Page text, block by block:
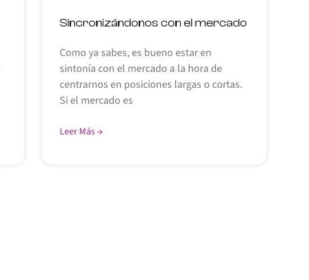
Sincronizándonos con el mercado
Como ya sabes, es bueno estar en
sintonía con el mercado a la hora de
centrarnos en posiciones largas o cortas.
Si el mercado es
Leer Más →